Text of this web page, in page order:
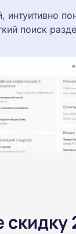
интуитивно
поиск
скидку